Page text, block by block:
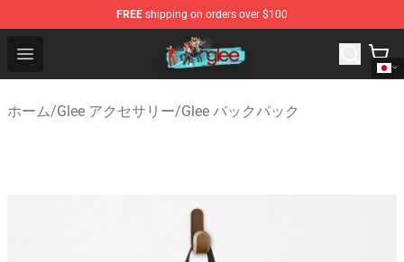
FREE shipping on orders over $100
Open menu
Glee Store - Official Glee Merchandise Shop
ホーム/Glee アクセサリー/Glee バックパック